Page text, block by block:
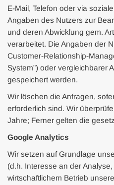
E-Mail, Telefon oder via
Angaben des Nutzers zur
und deren Abwicklung gem.
verarbeitet. Die Angaben der
Customer-Relationship-
System”) oder vergleichbarer
gespeichert werden.
Wir löschen die Anfragen,
erforderlich sind. Wir
Jahre; Ferner gelten die
Google Analytics
Wir setzen auf Grundlage
(d.h. Interesse an der
wirtschaftlichem Betrieb